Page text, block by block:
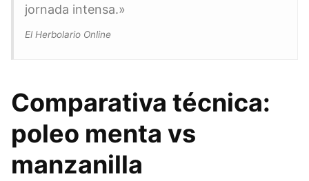
jornada intensa.»
El Herbolario Online
Comparativa técnica:
poleo menta vs
manzanilla